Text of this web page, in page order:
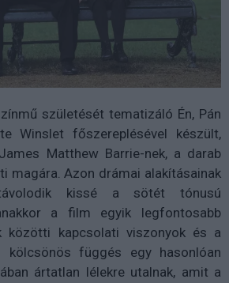
születését tematizáló Én, Pán
Winslet főszereplésével készült,
Matthew Barrie-nek, a darab
magára. Azon drámai alakításainak
kissé a sötét tónusú
a film egyik legfontosabb
közötti kapcsolati viszonyok és a
kölcsönös függés egy hasonlóan
ártatlan lélekre utalnak, amit a